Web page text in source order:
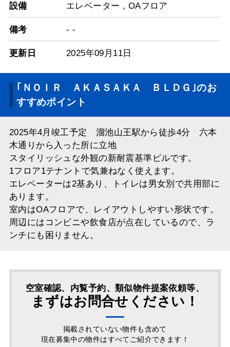
設備 エレベーター , OAフロア
備考 - -
更新日 2025年09月11日
｢ＮＯＩＲ ＡＫＡＳＡＫＡ ＢＬＤＧ｣のお
すすめポイント
2025年4月竣工予定 溜池山王駅から徒歩4分 六本
木通りから入った所に立地
スタイリッシュな外観の新耐震基準ビルです。
1フロア1テナントで気兼ねなく使えます。
エレベーターは2基あり、トイレは男女別で共用部に
あります。
室内はOAフロアで、レイアウトしやすい形状です。
周辺にはコンビニや飲食店が点在しているので、ラ
ンチにも困りません。
空室確認、内覧予約、類似物件提案依頼等、
まずはお問合せください！
掲載されていない物件も含めて
現在募集中の物件はすべてご紹介できます！